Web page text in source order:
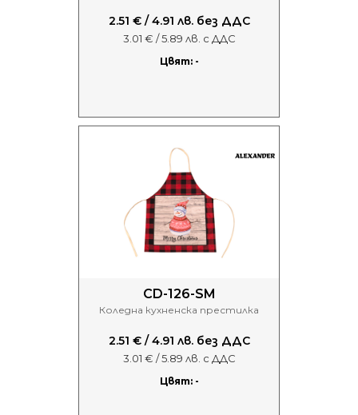
2.51 € / 4.91 лв. без ДДС
3.01 € / 5.89 лв. с ДДС
Цвят: -
CD-126-SM
Коледна кухненска престилка
2.51 € / 4.91 лв. без ДДС
3.01 € / 5.89 лв. с ДДС
Цвят: -